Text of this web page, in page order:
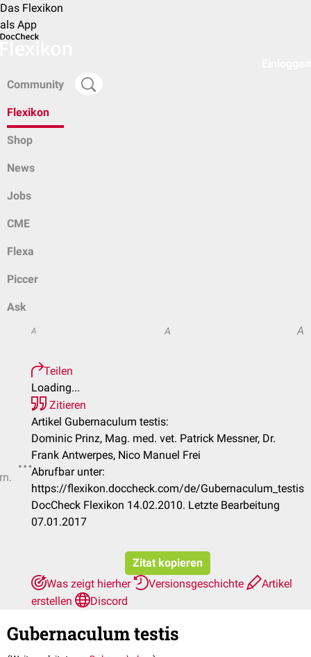
Das Flexikon
als App
Community
Flexikon
Shop
News
Jobs
CME
Flexa
Piccer
Ask
A A A
Teilen
Loading...
Zitieren
Artikel Gubernaculum testis:
Dominic Prinz, Mag. med. vet. Patrick Messner, Dr.
Frank Antwerpes, Nico Manuel Frei
Abrufbar unter:
https://flexikon.doccheck.com/de/Gubernaculum_testis
DocCheck Flexikon 14.02.2010. Letzte Bearbeitung
07.01.2017
Zitat kopieren
Was zeigt hierher
Versionsgeschichte
Artikel
erstellen
Discord
Gubernaculum testis